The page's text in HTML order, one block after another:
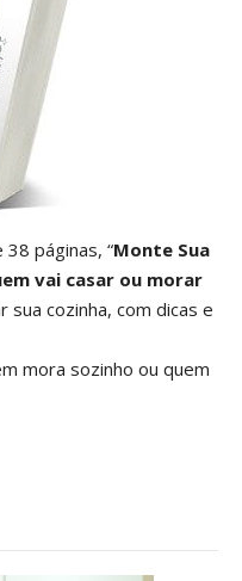
páginas, “Monte Sua
vai casar ou morar
sua cozinha, com dicas e
mora sozinho ou quem